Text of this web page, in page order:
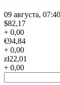
09 августа, 07:40
$82,17
+ 0,00
€94,84
+ 0,00
zł22,01
+ 0,00